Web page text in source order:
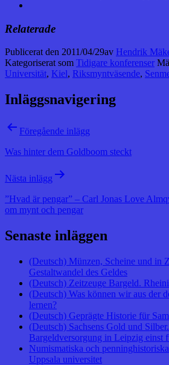
Relaterade
Publicerat den 2011/04/29av Hendrik
Kategoriserat som Tidigare konferenser
Universität, Kiel, Riksmyntväsende,
Inläggsnavigering
Föregående inlägg
Was hinter dem Goldboom steckt
Nästa inlägg
”Hvad är pengar” – Carl Jonas Love
om mynt och pengar
Senaste inläggen
(Deutsch) Münzen, Scheine und in
Gestaltwandel des Geldes
(Deutsch) Zeitzeuge Bargeld.
(Deutsch) Was können wir aus der
lernen?
(Deutsch) Geprägte Historie für
(Deutsch) Sachsens Gold und
Bargeldversorgung in Leipzig einst
Numismatiska och
Uppsala universitet